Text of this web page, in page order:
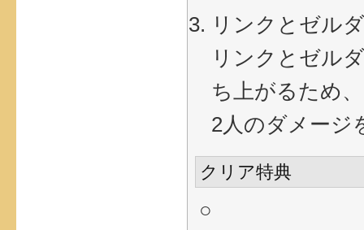
リンクとゼル
リンクとゼル
ち上がるため、
2人のダメージ
クリア特典
○